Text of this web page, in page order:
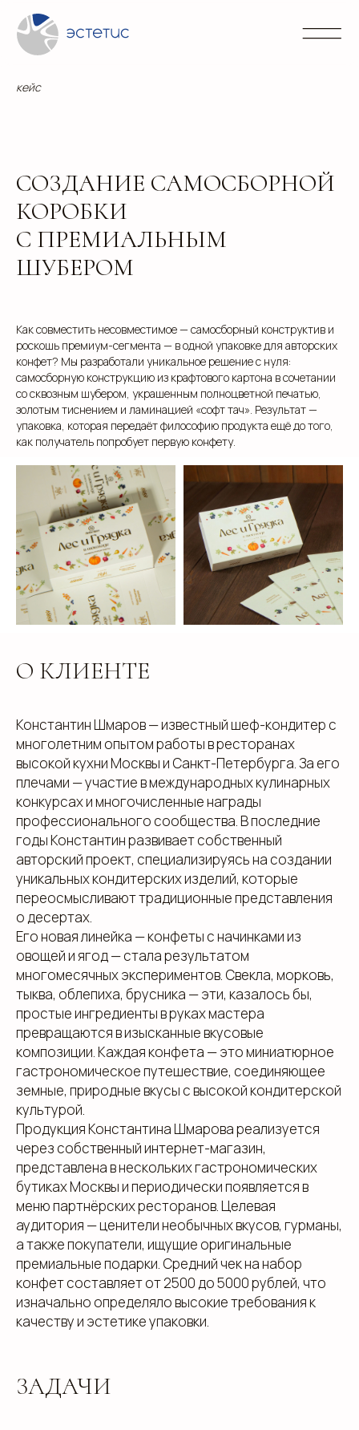
кейс
СОЗДАНИЕ САМОСБОРНОЙ
КОРОБКИ
С ПРЕМИАЛЬНЫМ
ШУБЕРОМ
Как совместить несовместимое — самосборный конструктив и
роскошь премиум-сегмента — в одной упаковке для авторских
конфет? Мы разработали уникальное решение с нуля:
самосборную конструкцию из крафтового картона в сочетании
со сквозным шубером, украшенным полноцветной печатью,
золотым тиснением и ламинацией «софт тач». Результат —
упаковка, которая передаёт философию продукта ещё до того,
как получатель попробует первую конфету.
О КЛИЕНТЕ
Константин Шмаров — известный шеф-кондитер с
многолетним опытом работы в ресторанах
высокой кухни Москвы и Санкт-Петербурга. За его
плечами — участие в международных кулинарных
конкурсах и многочисленные награды
профессионального сообщества. В последние
годы Константин развивает собственный
авторский проект, специализируясь на создании
уникальных кондитерских изделий, которые
переосмысливают традиционные представления
о десертах.
Его новая линейка — конфеты с начинками из
овощей и ягод — стала результатом
многомесячных экспериментов. Свекла, морковь,
тыква, облепиха, брусника — эти, казалось бы,
простые ингредиенты в руках мастера
превращаются в изысканные вкусовые
композиции. Каждая конфета — это миниатюрное
гастрономическое путешествие, соединяющее
земные, природные вкусы с высокой кондитерской
культурой.
Продукция Константина Шмарова реализуется
через собственный интернет-магазин,
представлена в нескольких гастрономических
бутиках Москвы и периодически появляется в
меню партнёрских ресторанов. Целевая
аудитория — ценители необычных вкусов, гурманы,
а также покупатели, ищущие оригинальные
премиальные подарки. Средний чек на набор
конфет составляет от 2500 до 5000 рублей, что
изначально определяло высокие требования к
качеству и эстетике упаковки.
ЗАДАЧИ